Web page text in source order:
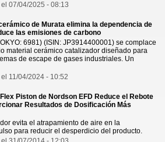
07/04/2025 - 08:13
de Murata elimina la dependencia de
las emisiones de carbono
6981) (ISIN: JP3914400001) se complace
material cerámico catalizador diseñado para
de escape de gases industriales. Un
11/04/2024 - 10:52
Piston de Nordson EFD Reduce el Rebote
Resultados de Dosificación Más
evita el atrapamiento de aire en la
para reducir el desperdicio del producto.